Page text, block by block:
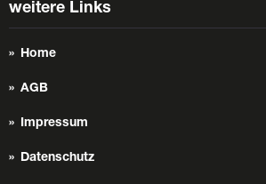
weitere Links
Home
AGB
Impressum
Datenschutz